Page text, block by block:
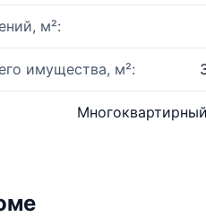
м²:
имущества, м²: